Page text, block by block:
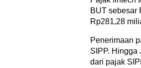
BUT sebesar
Rp281,28
Penerimaan
SIPP. Hingga
dari pajak